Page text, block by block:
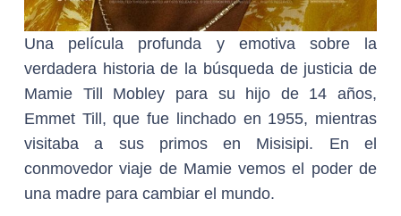
Una película profunda y emotiva sobre la
verdadera historia de la búsqueda de justicia de
Mamie Till Mobley para su hijo de 14 años,
Emmet Till, que fue linchado en 1955, mientras
visitaba a sus primos en Misisipi. En el
conmovedor viaje de Mamie vemos el poder de
una madre para cambiar el mundo.